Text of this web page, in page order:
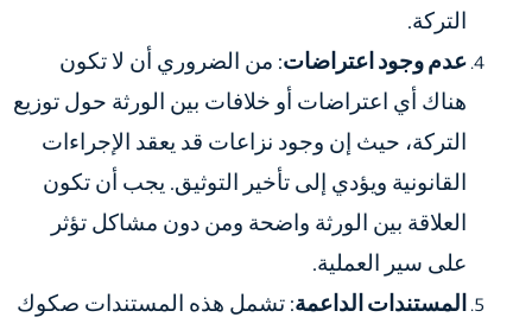
التركة.
عدم وجود اعتراضات: من الضروري أن لا تكون
هناك أي اعتراضات أو خلافات بين الورثة حول توزيع
التركة، حيث إن وجود نزاعات قد يعقد الإجراءات
القانونية ويؤدي إلى تأخير التوثيق. يجب أن تكون
العلاقة بين الورثة واضحة ومن دون مشاكل تؤثر
على سير العملية.
المستندات الداعمة: تشمل هذه المستندات صكوك